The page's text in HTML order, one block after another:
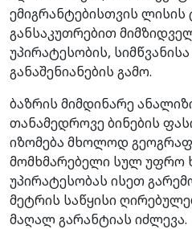
ემიგრანტებისთვის
განსაკუთრებით
უპირატესობის,
განაშენიანების გამო.
ბაზრის მიმდინარე
თანამედროვე ბინების
იზომება მხოლოდ
მომხმარებელი სულ უფრო
უპირატესობას ისეთ
მეტრის საწყისი
მაღალ გარანტიას იძლევა.